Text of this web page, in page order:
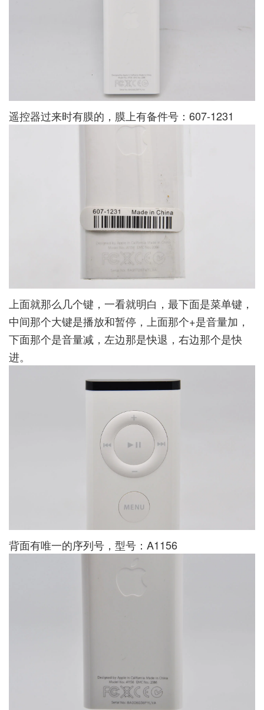
遥控器过来时有膜的，膜上有备件号：607-1231
上面就那么几个键，一看就明白，最下面是菜单键，
中间那个大键是播放和暂停，上面那个+是音量加，
下面那个是音量减，左边那是快退，右边那个是快
进。
背面有唯一的序列号，型号：A1156